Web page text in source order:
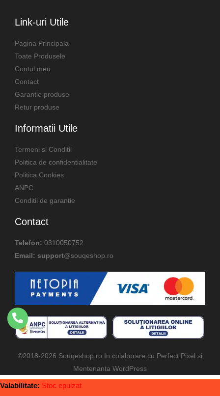
Valabilitate: Stoc epuizat
Link-uri Utile
Pagina Principala
Toate Produsele
Contul meu
Contact
Garantie produse
Retur produse
Informatii Utile
Termeni si Conditii
Politica de confidentialitate
Politica Cookies
ANPC
Conditii de garantie
Contact
Telefon: 0310050752
Email: support@souqeshop.ro
©2018-2026 Souqeshop.ro In colaborare cu Perfect Pixel si
Mentenanta WordPress